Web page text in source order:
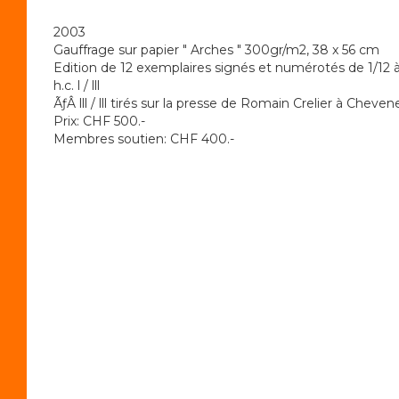
2003
Gauffrage sur papier " Arches " 300gr/m2, 38 x 56 cm
Edition de 12 exemplaires signés et numérotés de 1/12
h.c. l / lll
ÃƒÂ lll / lll tirés sur la presse de Romain Crelier à
Prix: CHF 500.-
Membres soutien: CHF 400.-